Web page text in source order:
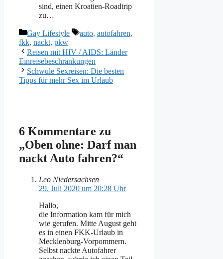
sind, einen Kroatien-Roadtrip
zu…
Kategorien
Gay Lifestyle Schlagwörter
auto, autofahren,
fkk, nackt, pkw
Reisen mit HIV / AIDS: Länder
Einreisebeschränkungen
Schwule Sexreisen: Die besten
Tipps für mehr Sex im Urlaub
6 Kommentare zu
„Oben ohne: Darf man
nackt Auto fahren?“
Leo Niedersachsen
29. Juli 2020 um 20:28 Uhr
Hallo,
die Information kam für mich
wie gerufen. Mitte August geht
es in einen FKK-Urlaub in
Mecklenburg-Vorpommern.
Selbst nackte Autofahrer